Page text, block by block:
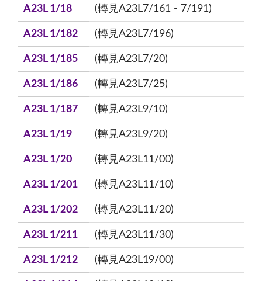
A23L 1/18 (轉見A23L7/161 - 7/191)
A23L 1/182 (轉見A23L7/196)
A23L 1/185 (轉見A23L7/20)
A23L 1/186 (轉見A23L7/25)
A23L 1/187 (轉見A23L9/10)
A23L 1/19 (轉見A23L9/20)
A23L 1/20 (轉見A23L11/00)
A23L 1/201 (轉見A23L11/10)
A23L 1/202 (轉見A23L11/20)
A23L 1/211 (轉見A23L11/30)
A23L 1/212 (轉見A23L19/00)